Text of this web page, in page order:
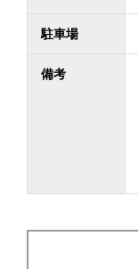
駐車場
備考